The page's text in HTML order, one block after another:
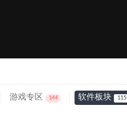
游戏专区 144 软件板块 115